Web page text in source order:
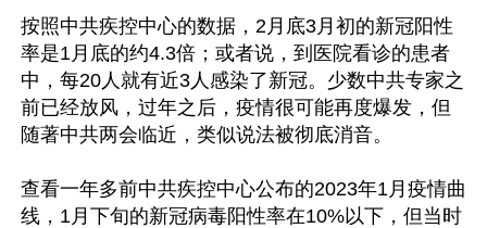
按照中共疾控中心的数据，2月底3月初的新冠阳性
率是1月底的约4.3倍；或者说，到医院看诊的患者
中，每20人就有近3人感染了新冠。少数中共专家之
前已经放风，过年之后，疫情很可能再度爆发，但
随著中共两会临近，类似说法被彻底消音。
查看一年多前中共疾控中心公布的2023年1月疫情曲
线，1月下旬的新冠病毒阳性率在10%以下，但当时